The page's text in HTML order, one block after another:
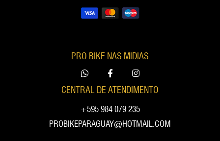
PRO BIKE NAS MIDIAS
CENTRAL DE ATENDIMENTO
+595 984 079 235
PROBIKEPARAGUAY@HOTMAIL.COM